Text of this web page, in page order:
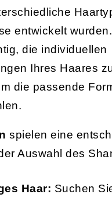
entwickelt
die individuellen
Ihres Haares
die passende
spielen eine
Auswahl des
Haar: Suchen